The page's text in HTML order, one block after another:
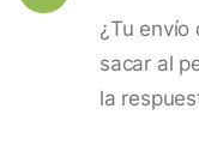
¿Tu envío
sacar al
la